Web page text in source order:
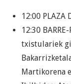
12:00 PLAZA
12:30
txistulariek
Martikorena